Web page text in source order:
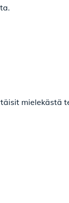
mielekästä